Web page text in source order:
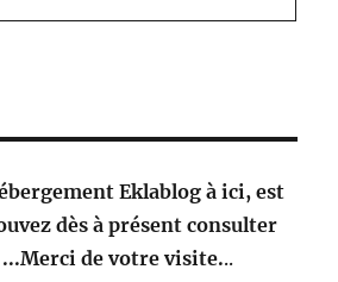
Eklablog à ici, est
dès à présent consulter
...Merci de votre visite...